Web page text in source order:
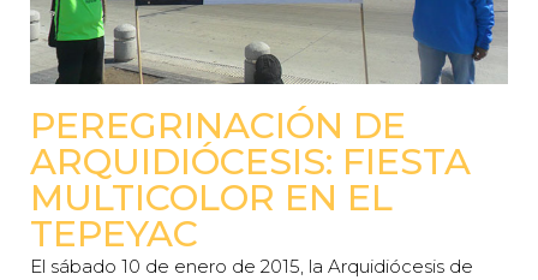
PEREGRINACIÓN DE
ARQUIDIÓCESIS: FIESTA
MULTICOLOR EN EL
TEPEYAC
El sábado 10 de enero de 2015, la Arquidiócesis de